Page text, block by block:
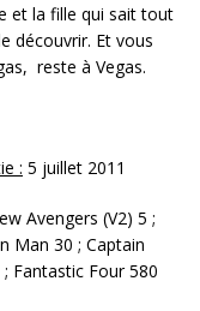
et la fille qui sait tout
découvrir. Et vous
reste à Vegas.
: 5 juillet 2011
Avengers (V2) 5 ;
Man 30 ; Captain
Fantastic Four 580